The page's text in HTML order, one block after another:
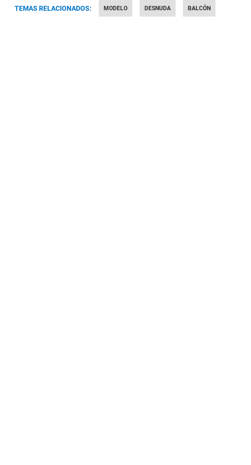
TEMAS RELACIONADOS: MODELO DESNUDA BALCÓN